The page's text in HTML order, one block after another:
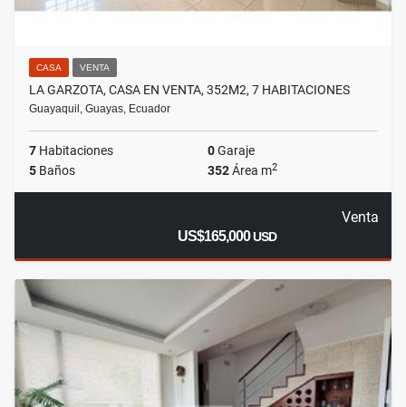
CASA VENTA
LA GARZOTA, CASA EN VENTA, 352M2, 7 HABITACIONES
Guayaquil, Guayas, Ecuador
7 Habitaciones 0Garaje
5 Baños 352Área m2
Venta
US$165,000USD